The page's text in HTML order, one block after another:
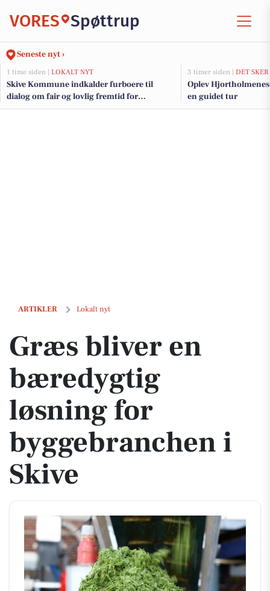
VORES Spøttrup
Seneste nyt ›
1 time siden | LOKALT NYT
Skive Kommune indkalder furboere til
dialog om fair og lovlig fremtid for
færgeprioritering
3 timer siden | DET SKER
Oplev
en guidet tur
ARTIKLER Lokalt nyt
Græs bliver en bæredygtig løsning for byggebranchen i Skive
Græs bliver en
bæredygtig
løsning for
byggebranchen i
Skive